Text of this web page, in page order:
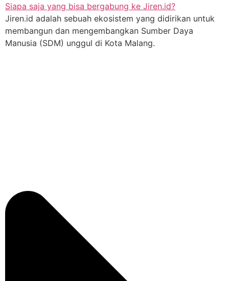
Siapa saja yang bisa bergabung ke Jiren.id?
Jiren.id adalah sebuah ekosistem yang didirikan untuk
membangun dan mengembangkan Sumber Daya
Manusia (SDM) unggul di Kota Malang.